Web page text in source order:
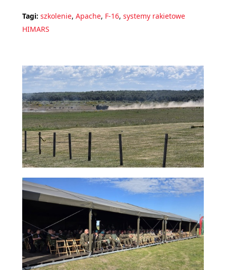
Tagi: szkolenie, Apache, F-16, systemy rakietowe
HIMARS